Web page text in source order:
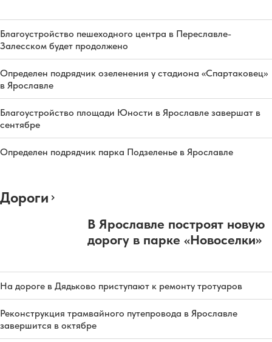
Благоустройство пешеходного центра в Переславле-
Залесском будет продолжено
Определен подрядчик озеленения у стадиона «Спартаковец»
в Ярославле
Благоустройство площади Юности в Ярославле завершат в
сентябре
Определен подрядчик парка Подзеленье в Ярославле
Дороги
В Ярославле построят новую
дорогу в парке «Новоселки»
На дороге в Дядьково приступают к ремонту тротуаров
Реконструкция трамвайного путепровода в Ярославле
завершится в октябре